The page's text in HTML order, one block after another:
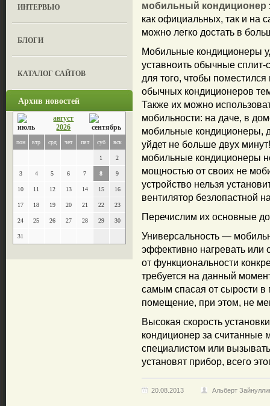
ИНТЕРВЬЮ
БЛОГИ
КАТАЛОГ САЙТОВ
Архив новостей
август
2026
пон втр срд чет пят суб вск
1 2
3 4 5 6 7 8 9
10 11 12 13 14 15 16
17 18 19 20 21 22 23
24 25 26 27 28 29 30
31
мобильный кондиционер
как официальных, так и на
можно легко достать в
Мобильные кондиционеры
уставноить обычные
для того, чтобы
обычных кондиционеров
Также их можно
мобильности: на даче, в
мобильные кондиционеры,
уйдет не больше двух
мобильные кондиционеры
мощностью от своих не
устройство нельзя
вентилятор безлопастной
Перечислим их основные
Универсальность —
эффективно нагревать или
от функциональности
требуется на данный
самым спасая от сырости в
помещение, при этом, не
Высокая скорость
кондиционер за считанные
специалистом или
установят прибор, всего
20.08.2013 Альберт